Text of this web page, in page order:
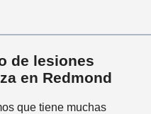
de lesiones
en Redmond
que tiene muchas